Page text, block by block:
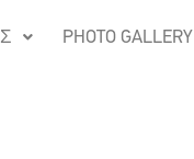
PHOTO GALLERY